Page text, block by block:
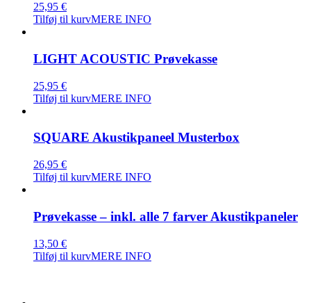
25,95 €
Tilføj til kurvMERE INFO
LIGHT ACOUSTIC Prøvekasse
25,95 €
Tilføj til kurvMERE INFO
SQUARE Akustikpaneel Musterbox
26,95 €
Tilføj til kurvMERE INFO
Prøvekasse – inkl. alle 7 farver Akustikpaneler
13,50 €
Tilføj til kurvMERE INFO